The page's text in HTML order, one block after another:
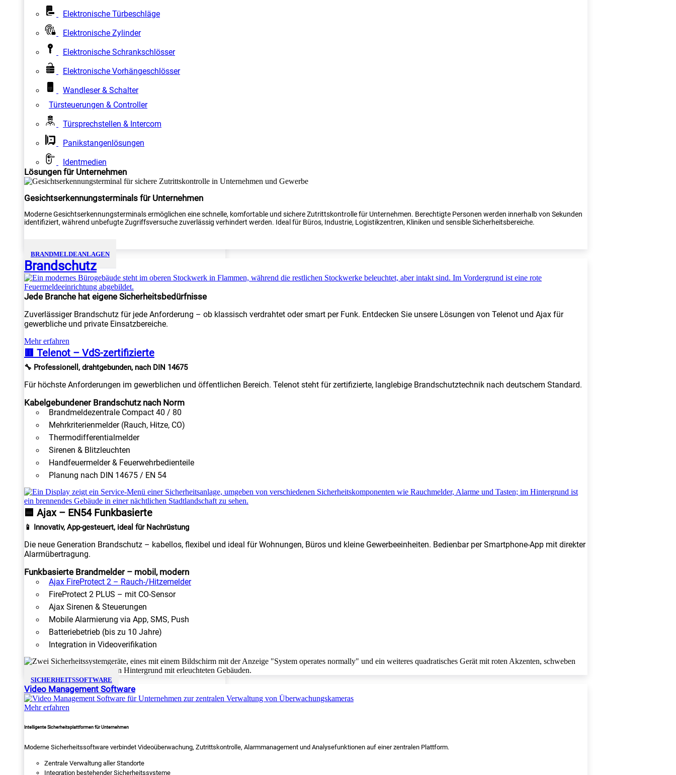
Elektronische Türbeschläge
Elektronische Zylinder
Elektronische Schrankschlösser
Elektronische Vorhängeschlösser
Wandleser & Schalter
Türsteuerungen & Controller
Türsprechstellen & Intercom
Panikstangenlösungen
Identmedien
Lösungen für Unternehmen
Gesichtserkennungsterminals für Unternehmen
Moderne Gesichtserkennungsterminals ermöglichen eine schnelle, komfortable und sichere Zutrittskontrolle für Unternehmen. Berechtigte Personen werden innerhalb von Sekunden
identifiziert, während unbefugte Zugriffsversuche zuverlässig verhindert werden. Ideal für Büros, Industrie, Logistikzentren, Kliniken und sensible Sicherheitsbereiche.
BRANDMELDEANLAGEN
Brandschutz
Jede Branche hat eigene Sicherheitsbedürfnisse
Zuverlässiger Brandschutz für jede Anforderung – ob klassisch verdrahtet oder smart per Funk. Entdecken Sie unsere Lösungen von Telenot und Ajax für
gewerbliche und private Einsatzbereiche.
Mehr erfahren
🟥 Telenot – VdS-zertifizierte
🔧 Professionell, drahtgebunden, nach DIN 14675
Für höchste Anforderungen im gewerblichen und öffentlichen Bereich. Telenot steht für zertifizierte, langlebige Brandschutztechnik nach deutschem Standard.
Kabelgebundener Brandschutz nach Norm
Brandmeldezentrale Compact 40 / 80
Mehrkriterienmelder (Rauch, Hitze, CO)
Thermodifferentialmelder
Sirenen & Blitzleuchten
Handfeuermelder & Feuerwehrbedienteile
Planung nach DIN 14675 / EN 54
🟦 Ajax – EN54 Funkbasierte
📱 Innovativ, App-gesteuert, ideal für Nachrüstung
Die neue Generation Brandschutz – kabellos, flexibel und ideal für Wohnungen, Büros und kleine Gewerbeeinheiten. Bedienbar per Smartphone-App mit direkter
Alarmübertragung.
Funkbasierte Brandmelder – mobil, modern
Ajax FireProtect 2 – Rauch-/Hitzemelder
FireProtect 2 PLUS – mit CO-Sensor
Ajax Sirenen & Steuerungen
Mobile Alarmierung via App, SMS, Push
Batteriebetrieb (bis zu 10 Jahre)
Integration in Videoverifikation
SICHERHEITSSOFTWARE
Video Management Software
Mehr erfahren
Intelligente Sicherheitsplattformen für Unternehmen
Moderne Sicherheitssoftware verbindet Videoüberwachung, Zutrittskontrolle, Alarmmanagement und Analysefunktionen auf einer zentralen Plattform.
Zentrale Verwaltung aller Standorte
Integration bestehender Sicherheitssysteme